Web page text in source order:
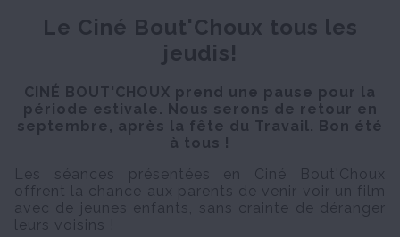
Le Ciné Bout'Choux tous les
jeudis!
CINÉ BOUT'CHOUX prend une pause pour la
période estivale. Nous serons de retour en
septembre, après la fête du Travail. Bon été
à tous !
Les séances présentées en Ciné Bout'Choux
offrent la chance aux parents de venir voir un film
avec de jeunes enfants, sans crainte de déranger
leurs voisins !